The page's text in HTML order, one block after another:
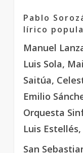
Pablo
lírico
Manuel
Luis Sola,
Saitúa,
Emilio
Orquesta
Luis
San